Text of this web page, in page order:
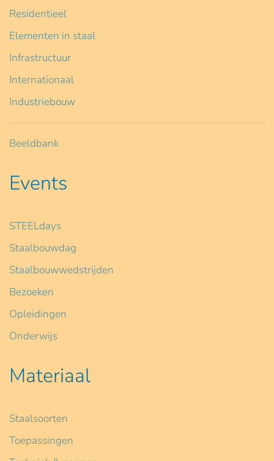
Residentieel
Elementen in staal
Infrastructuur
Internationaal
Industriebouw
Beeldbank
Events
STEELdays
Staalbouwdag
Staalbouwwedstrijden
Bezoeken
Opleidingen
Onderwijs
Materiaal
Staalsoorten
Toepassingen